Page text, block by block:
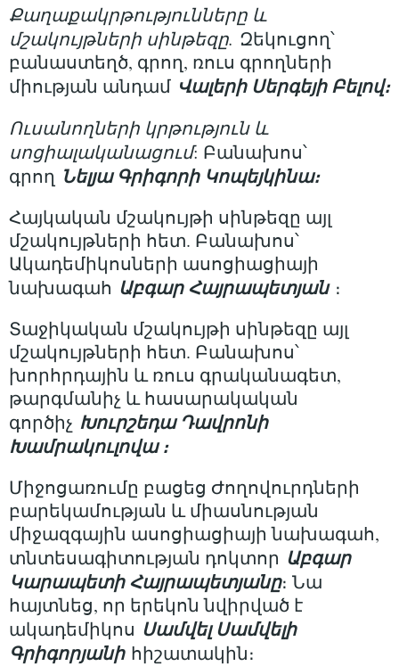
Քաղաքակրթությունները և
մշակույթների սինթեզը. Զեկուցող՝
բանաստեղծ, գրող, ռուս գրողների
միության անդամ Վալերի Սերգեյի Բելով։
Ուսանողների կրթություն և
սոցիալականացում: Բանախոս՝
գրող Նելյա Գրիգորի Կոպեյկինա։
Հայկական մշակույթի սինթեզը այլ
մշակույթների հետ. Բանախոս՝
Ակադեմիկոսների ասոցիացիայի
նախագահ Աբգար Հայրապետյան ։
Տաջիկական մշակույթի սինթեզը այլ
մշակույթների հետ. Բանախոս՝
խորհրդային և ռուս գրականագետ,
թարգմանիչ և հասարակական
գործիչ Խուրշեդա Դավրոնի
Խամրակուլովա ։
Միջոցառումը բացեց Ժողովուրդների
բարեկամության և միասնության
միջազգային ասոցիացիայի նախագահ,
տնտեսագիտության դոկտոր Աբգար
Կարապետի Հայրապետյանը։ Նա
հայտնեց, որ երեկոն նվիրված է
ակադեմիկոս Սամվել Սամվելի
Գրիգորյանիհիշատակին։